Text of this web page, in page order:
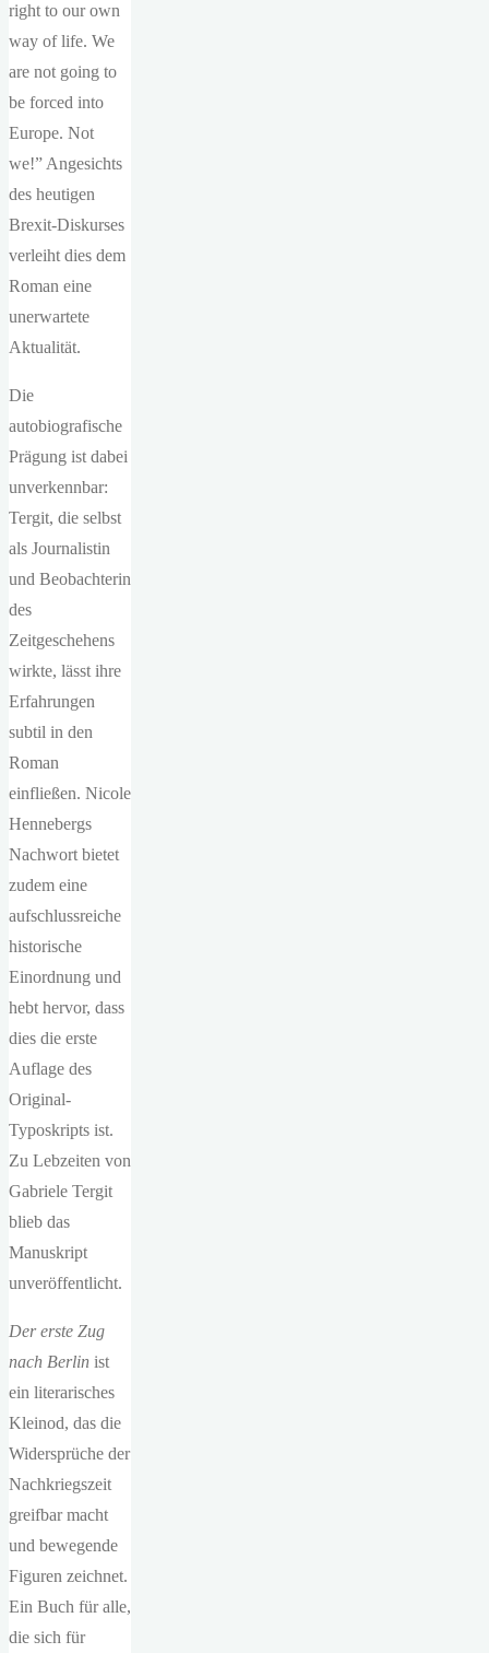
right to our own
way of life. We
are not going to
be forced into
Europe. Not
we!” Angesichts
des heutigen
Brexit-Diskurses
verleiht dies dem
Roman eine
unerwartete
Aktualität.
Die
autobiografische
Prägung ist dabei
unverkennbar:
Tergit, die selbst
als Journalistin
und Beobachterin
des
Zeitgeschehens
wirkte, lässt ihre
Erfahrungen
subtil in den
Roman
einfließen. Nicole
Hennebergs
Nachwort bietet
zudem eine
aufschlussreiche
historische
Einordnung und
hebt hervor, dass
dies die erste
Auflage des
Original-
Typoskripts ist.
Zu Lebzeiten von
Gabriele Tergit
blieb das
Manuskript
unveröffentlicht.
Der erste Zug
nach Berlin ist
ein literarisches
Kleinod, das die
Widersprüche der
Nachkriegszeit
greifbar macht
und bewegende
Figuren zeichnet.
Ein Buch für alle,
die sich für